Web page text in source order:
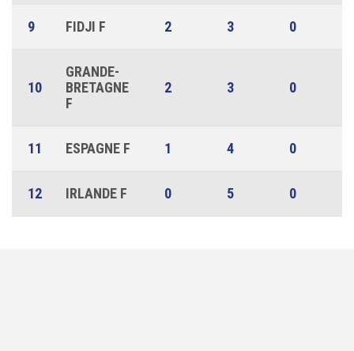
9 FIDJI F 2 3 0
10
GRANDE-
BRETAGNE
F
2 3 0
11 ESPAGNE F 1 4 0
12 IRLANDE F 0 5 0